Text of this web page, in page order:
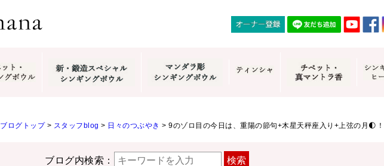
ブログトップ> スタッフblog > 日々のつぶやき > 9のゾロ目の今日は、重陽の節句+木星天秤座入り+上弦の月🌓！
ブログ内検索： 検索